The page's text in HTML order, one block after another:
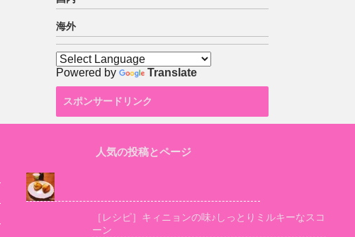
海外
Powered by Translate
スポンサードリンク
人気の投稿とページ
［レシピ］キィニョンの味♪しっとりミルキーなスコ
ーン